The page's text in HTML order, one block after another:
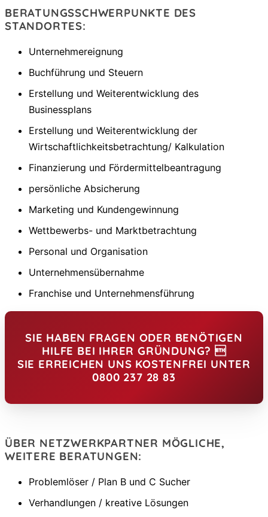
BERATUNGSSCHWERPUNKTE DES
STANDORTES:
Unternehmereignung
Buchführung und Steuern
Erstellung und Weiterentwicklung des
Businessplans
Erstellung und Weiterentwicklung der
Wirtschaftlichkeitsbetrachtung/ Kalkulation
Finanzierung und Fördermittelbeantragung
persönliche Absicherung
Marketing und Kundengewinnung
Wettbewerbs- und Marktbetrachtung
Personal und Organisation
Unternehmensübernahme
Franchise und Unternehmensführung
SIE HABEN FRAGEN ODER BENÖTIGEN
HILFE BEI IHRER GRÜNDUNG? 
SIE ERREICHEN UNS KOSTENFREI UNTER
0800 237 28 83
ÜBER NETZWERKPARTNER MÖGLICHE,
WEITERE BERATUNGEN:
Problemlöser / Plan B und C Sucher
Verhandlungen / kreative Lösungen